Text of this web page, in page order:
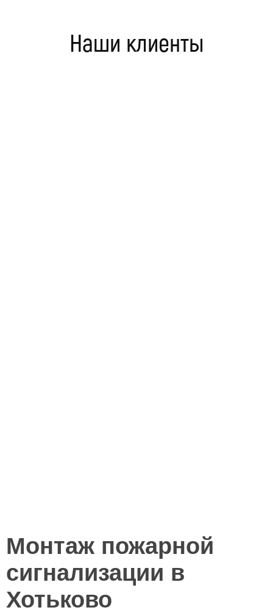
Наши клиенты
Монтаж пожарной
сигнализации в
Хотьково